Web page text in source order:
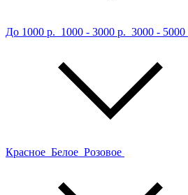
До 1000 р. 1000 - 3000 р. 3000 - 5000
Красное Белое Розовое